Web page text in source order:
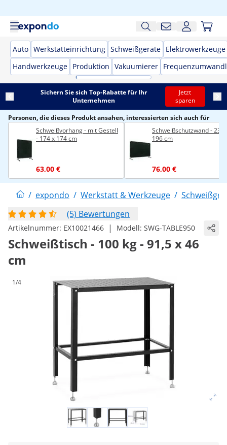
Auto Werkstatteinrichtung Schweißgeräte Elektrowerkzeuge
Handwerkzeuge Produktion Vakuumierer
Sichern Sie sich Top-Rabatte für Ihr
Unternehmen
Jetzt
sparen
Personen, die dieses Produkt ansahen, interessierten sich auch für
Schweißvorhang - mit Gestell
- 174 x 174 cm
63,00 €
Schweißschutzwand - 239
196 cm
76,00 €
/ expondo / Werkstatt & Werkzeuge /
(5) Bewertungen
Artikelnummer: EX10021466 | Modell: SWG-TABLE950
Schweißtisch - 100 kg - 91,5 x 46
cm
1/4